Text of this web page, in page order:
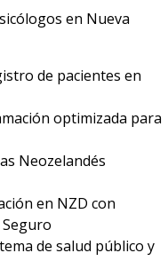
en Nueva
de pacientes en
optimizada para
Neozelandés
en NZD con
de salud público y